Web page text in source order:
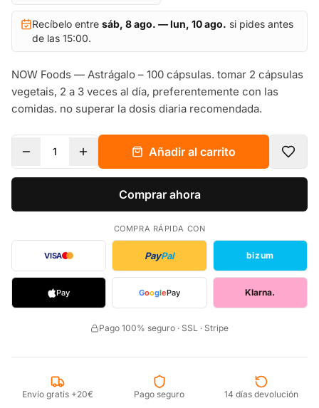
Recíbelo entre sáb, 8 ago. — lun, 10 ago. si pides antes
de las 15:00.
NOW Foods — Astrágalo – 100 cápsulas. tomar 2 cápsulas
vegetais, 2 a 3 veces al día, preferentemente con las
comidas. no superar la dosis diaria recomendada.
1 Añadir al carrito
Comprar ahora
COMPRA RÁPIDA CON
VISA PayPal bizum
Pay GooglePay Klarna.
Pago 100% seguro · SSL · Stripe
Envío gratis +20€ Pago seguro 14 días devolución